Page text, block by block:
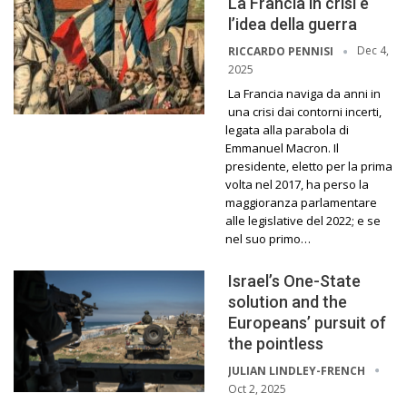
l’idea della guerra
RICCARDO PENNISI
Dec 4,
2025
La Francia naviga da anni in
una crisi dai contorni incerti,
legata alla parabola di
Emmanuel Macron. Il
presidente, eletto per la prima
volta nel 2017, ha perso la
maggioranza parlamentare
alle legislative del 2022; e se
nel suo primo…
Israel’s One-State
solution and the
Europeans’ pursuit of
the pointless
JULIAN LINDLEY-FRENCH
Oct 2, 2025